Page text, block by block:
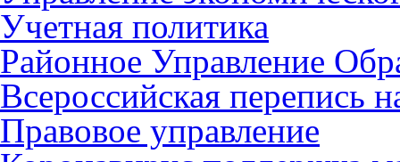
Учетная политика
Районное Управление
Всероссийская перепись
Правовое управление